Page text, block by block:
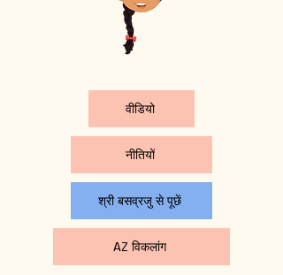
वीडियो
नीतियों
श्री बसव्रजु से पूछें
AZ विकलांग